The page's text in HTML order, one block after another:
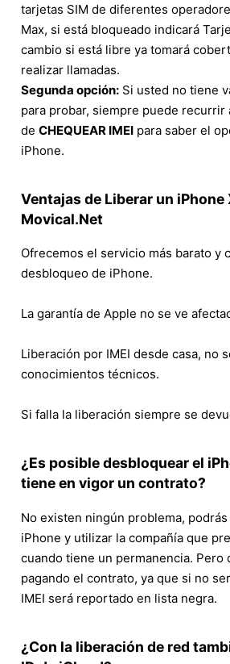
tarjetas SIM de diferentes
Max, si está bloqueado indicará
cambio si está libre ya tomará
realizar llamadas.
Segunda opción: Si usted no tiene
para probar, siempre puede recurrir
de CHEQUEAR IMEI para saber el
iPhone.
Ventajas de Liberar un iPhone
Movical.Net
Ofrecemos el servicio más barato y
desbloqueo de iPhone.
La garantía de Apple no se ve
Liberación por IMEI desde casa, no
conocimientos técnicos.
Si falla la liberación siempre se
¿Es posible desbloquear el
tiene en vigor un contrato?
No existen ningún problema,
iPhone y utilizar la compañía que
cuando tiene un permanencia. Pero
pagando el contrato, ya que si no
IMEI será reportado en lista negra.
¿Con la liberación de red